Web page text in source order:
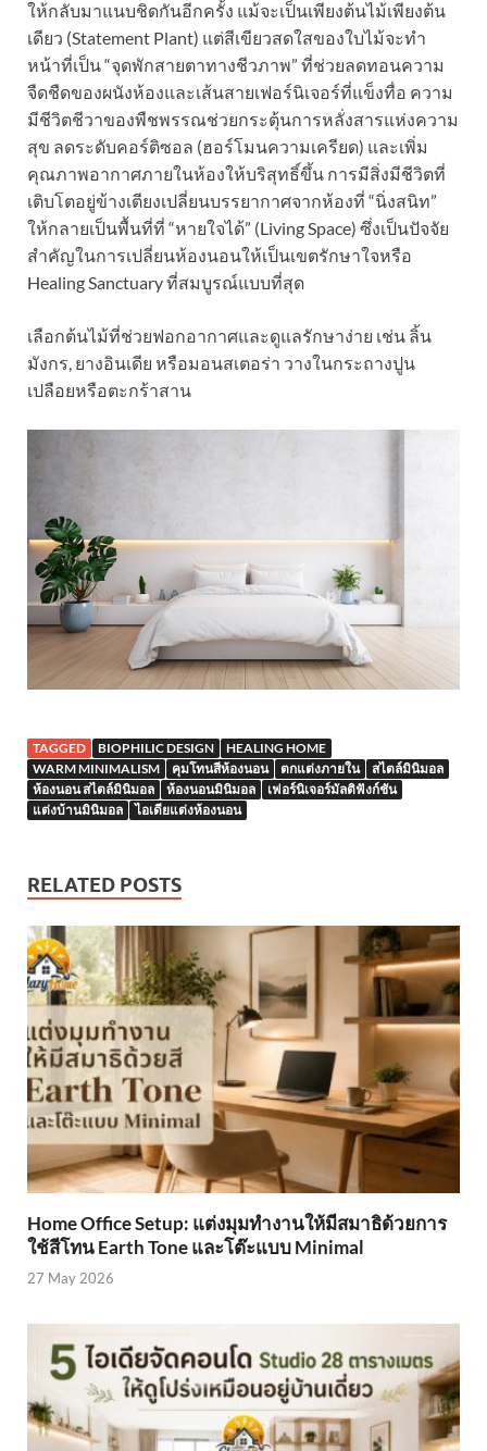
ให้กลับมาแนบชิดกันอีกครั้ง แม้จะเป็นเพียงต้นไม้เพียงต้น
เดียว (Statement Plant) แต่สีเขียวสดใสของใบไม้จะทำ
หน้าที่เป็น “จุดพักสายตาทางชีวภาพ” ที่ช่วยลดทอนความ
จืดชืดของผนังห้องและเส้นสายเฟอร์นิเจอร์ที่แข็งทื่อ ความ
มีชีวิตชีวาของพืชพรรณช่วยกระตุ้นการหลั่งสารแห่งความ
สุข ลดระดับคอร์ติซอล (ฮอร์โมนความเครียด) และเพิ่ม
คุณภาพอากาศภายในห้องให้บริสุทธิ์ขึ้น การมีสิ่งมีชีวิตที่
เติบโตอยู่ข้างเตียงเปลี่ยนบรรยากาศจากห้องที่ “นิ่งสนิท”
ให้กลายเป็นพื้นที่ที่ “หายใจได้” (Living Space) ซึ่งเป็นปัจจัย
สำคัญในการเปลี่ยนห้องนอนให้เป็นเขตรักษาใจหรือ
Healing Sanctuary ที่สมบูรณ์แบบที่สุด
เลือกต้นไม้ที่ช่วยฟอกอากาศและดูแลรักษาง่าย เช่น ลิ้น
มังกร, ยางอินเดีย หรือมอนสเตอร่า วางในกระถางปูน
เปลือยหรือตะกร้าสาน
TAGGED BIOPHILIC DESIGN
HEALING HOME
WARM MINIMALISM
คุมโทนสีห้องนอน ตกแต่งภายใน
สไตล์มินิมอล
ห้องนอน สไตล์มินิมอล
ห้องนอนมินิมอล
เฟอร์นิเจอร์มัลติฟังก์ชัน
แต่งบ้านมินิมอล
ไอเดียแต่งห้องนอน
RELATED POSTS
Home Office Setup: แต่งมุมทำงานให้มีสมาธิด้วยการ
ใช้สีโทน Earth Tone และโต๊ะแบบ Minimal
27 May 2026